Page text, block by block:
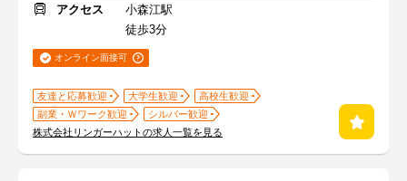
アクセス
小森江駅
徒歩3分
オンライン面接可
友達と応募歓迎 大学生歓迎
高校生歓迎
副業・Ｗワーク歓迎
シルバー歓迎
株式会社リンガーハットの求人一覧を見る